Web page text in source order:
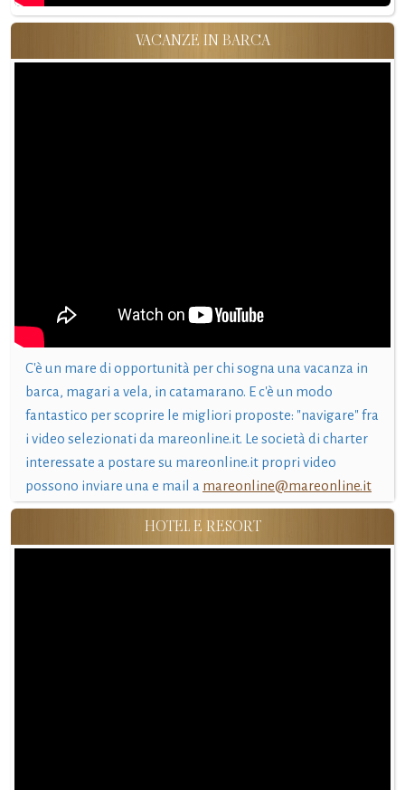
VACANZE IN BARCA
C'è un mare di opportunità per chi sogna una vacanza in
barca, magari a vela, in catamarano. E c'è un modo
fantastico per scoprire le migliori proposte: "navigare" fra
i video selezionati da mareonline.it. Le società di charter
interessate a postare su mareonline.it propri video
possono inviare una e mail a mareonline@mareonline.it
HOTEL E RESORT